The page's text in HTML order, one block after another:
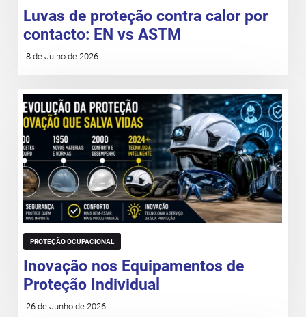
Luvas de proteção contra calor por
contacto: EN vs ASTM
8 de Julho de 2026
PROTEÇÃO OCUPACIONAL
Inovação nos Equipamentos de
Proteção Individual
26 de Junho de 2026